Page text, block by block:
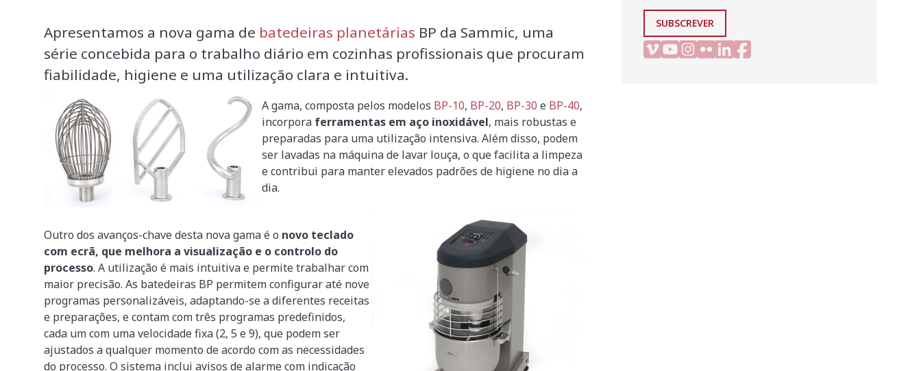
Apresentamos a nova gama de batedeiras planetárias BP da Sammic, uma
série concebida para o trabalho diário em cozinhas profissionais que procuram
fiabilidade, higiene e uma utilização clara e intuitiva.
A gama, composta pelos modelos BP-10, BP-20, BP-30 e BP-40,
incorpora ferramentas em aço inoxidável, mais robustas e
preparadas para uma utilização intensiva. Além disso, podem
ser lavadas na máquina de lavar louça, o que facilita a limpeza
e contribui para manter elevados padrões de higiene no dia a
dia.
Outro dos avanços-chave desta nova gama é o novo teclado
com ecrã, que melhora a visualização e o controlo do
processo. A utilização é mais intuitiva e permite trabalhar com
maior precisão. As batedeiras BP permitem configurar até nove
programas personalizáveis, adaptando-se a diferentes receitas
e preparações, e contam com três programas predefinidos,
cada um com uma velocidade fixa (2, 5 e 9), que podem ser
ajustados a qualquer momento de acordo com as necessidades
do processo. O sistema inclui avisos de alarme com indicação
SUBSCREVER